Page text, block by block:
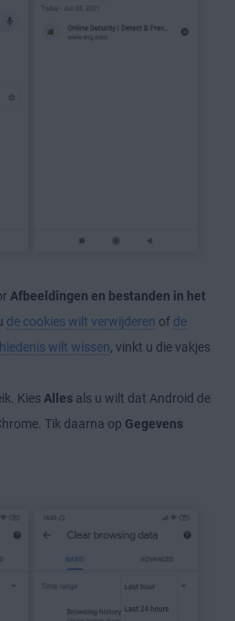
Afbeeldingen en bestanden in het
de cookies wilt verwijderen of de
wilt wissen, vinkt u die vakjes
Kies Alles als u wilt dat Android de
Tik daarna op Gegevens